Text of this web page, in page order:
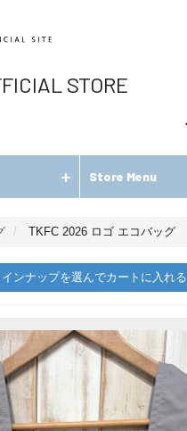
STORE
Store Menu
TKFC 2026 ロゴ エコバッグ
インナップを選んでカートに入れる